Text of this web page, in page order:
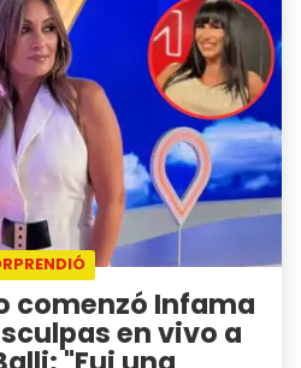
comenzó Infama
en vivo a